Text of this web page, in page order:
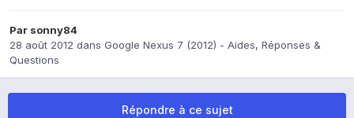
Par sonny84
28 août 2012 dans Google Nexus 7 (2012) - Aides, Réponses &
Questions
Répondre à ce sujet